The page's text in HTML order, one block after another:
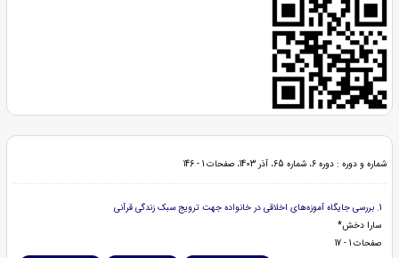
شماره و دوره : دوره 6، شماره 65، آذر 1403، صفحات 1 - 146
1. بررسی جایگاه آموزه‌های اخلاقی در خانواده جهت ترویج سبک زندگی قرآنی
سارا دخش*
صفحات 1 - 17